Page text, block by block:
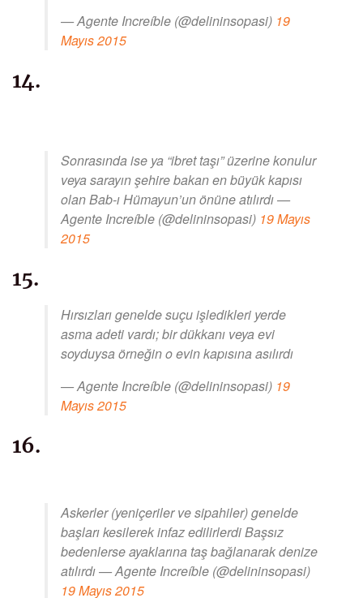
— Agente Increíble (@delininsopasi) 19
Mayıs 2015
14.
Sonrasında ise ya “ibret taşı” üzerine konulur
veya sarayın şehire bakan en büyük kapısı
olan Bab-ı Hümayun’un önüne atılırdı —
Agente Increíble (@delininsopasi) 19 Mayıs
2015
15.
Hırsızları genelde suçu işledikleri yerde
asma adeti vardı; bir dükkanı veya evi
soyduysa örneğin o evin kapısına asılırdı
— Agente Increíble (@delininsopasi) 19
Mayıs 2015
16.
Askerler (yeniçeriler ve sipahiler) genelde
başları kesilerek infaz edilirlerdi Başsız
bedenlerse ayaklarına taş bağlanarak denize
atılırdı — Agente Increíble (@delininsopasi)
19 Mayıs 2015